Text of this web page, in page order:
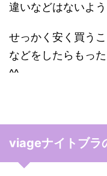
違いなどはないよ
せっかく安く買う
などをしたらもっ
^^
viageナイトブラ